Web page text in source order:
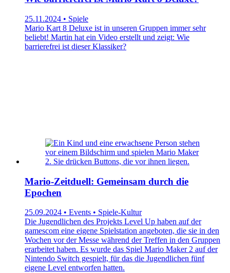
25.11.2024 • Spiele
Mario Kart 8 Deluxe ist in unseren Gruppen immer sehr
beliebt! Martin hat ein Video erstellt und zeigt: Wie
barrierefrei ist dieser Klassiker?
Mario-Zeitduell: Gemeinsam durch die
Epochen
25.09.2024 • Events • Spiele-Kultur
Die Jugendlichen des Projekts Level Up haben auf der
gamescom eine eigene Spielstation angeboten, die sie in den
Wochen vor der Messe während der Treffen in den Gruppen
erarbeitet haben. Es wurde das Spiel Mario Maker 2 auf der
Nintendo Switch gespielt, für das die Jugendlichen fünf
eigene Level entworfen hatten.